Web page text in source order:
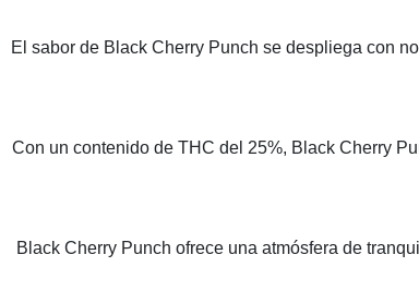
El sabor de Black Cherry Punch se despliega con
Con un contenido de THC del 25%, Black Cherry
Black Cherry Punch ofrece una atmósfera de